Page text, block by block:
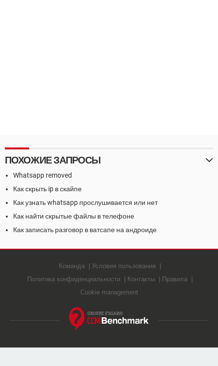
ПОХОЖИЕ ЗАПРОСЫ
Whatsapp removed
Как скрыть ip в скайпе
Как узнать whatsapp прослушивается или нет
Как найти скрытые файлы в телефоне
Как записать разговор в ватсапе на андроиде
Команда
Условия пользования
Политика конфиденциальности
Контакты
Правила
Cookie management